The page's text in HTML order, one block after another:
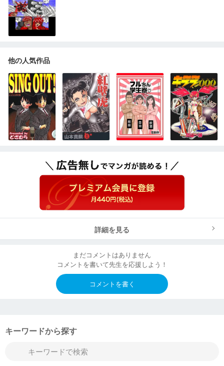
他の人気作品
詳細を見る
まだコメントはありません
コメントを書いて先生を応援しよう！
コメントを書く
キーワードから探す